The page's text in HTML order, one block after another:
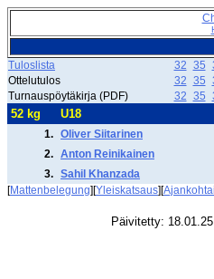
Tuloslista 32 35
Ottelutulos
32 35
Turnauspöytäkirja (PDF)
32 35
52 kg U18
1. Oliver Siitarinen
2. Anton Reinikainen
3. Sahil Khanzada
[Mattenbelegung][Yleiskatsaus][
Päivitetty: